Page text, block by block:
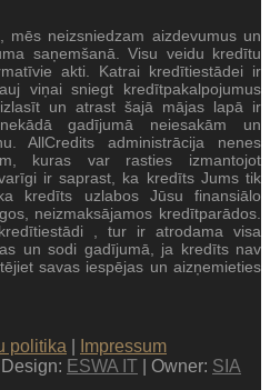
mēs neizsniedzam aizdevumus un
saņemšanā. Visu veidu kredītu
akti. Katrai kredītiestādei ir
viņai sniegt kredītpakalpojumus
un atrast šajā mājas lapā ir
gadījumā neiesakām un
AllCredits administrācija nenes
kuras var rasties izmantojot
ir saprast, ka kredīts Jums tik
kredīts uzlabos Jūsu finansiālo
neizmaksājamos kredītparādos.
, tur ir atrodama visa
un sodi gadījumā, ja kredīts nav
savas iespējas un aizņemieties
politika
Impressum
Design: ESWA IT | Owner: SIA